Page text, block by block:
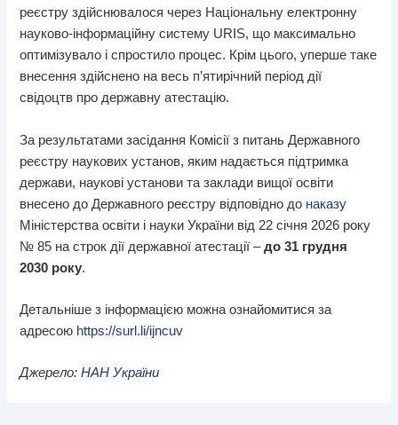
реєстру здійснювалося через Національну електронну
науково-інформаційну систему URIS, що максимально
оптимізувало і спростило процес. Крім цього, уперше таке
внесення здійснено на весь п’ятирічний період дії
свідоцтв про державну атестацію.
За результатами засідання Комісії з питань Державного
реєстру наукових установ, яким надається підтримка
держави, наукові установи та заклади вищої освіти
внесено до Державного реєстру відповідно до наказу
Міністерства освіти і науки України від 22 січня 2026 року
№ 85 на строк дії державної атестації –до 31 грудня
2030 року.
Детальніше з інформацією можна ознайомитися за
адресою https://surl.li/ijncuv
Джерело:НАН України